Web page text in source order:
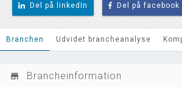
Del på linkedIn Del på facebook
Branchen Udvidet brancheanalyse
store_mall_directory Brancheinformation